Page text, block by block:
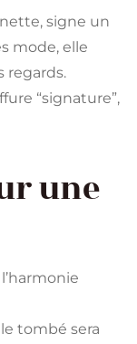
signe un
mode, elle
regards.
“signature”,
une
le tombé sera